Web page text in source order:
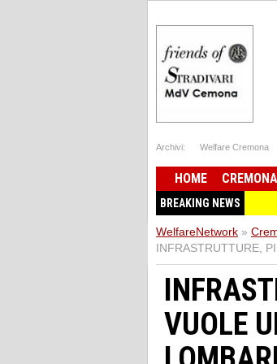
Archivi: Welfare Cremona
HOME CREMONA
BREAKING NEWS
WelfareNetwork »
INFRASTRUTTURE,
VUOLE